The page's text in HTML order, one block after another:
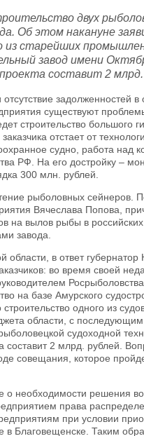
двух
Об этом накануне
из старейших
завод имени
составит 2 млрд.
задолженностей
существуют
строительство большого
отстает от
судно, работа над
РФ. На его достройку –
300 млн. рублей.
рыболовных сейнеров.
Вячеслава Попова,
на вылов рыбы в
завода.
в ответ губернатор
во время своей
на базе Амурского
одного из
области, с последующим
судоходной
составит 2 млрд. рублей.
совещания, которое
о необходимости решения
права
при условии
в Благовещенске. Таким